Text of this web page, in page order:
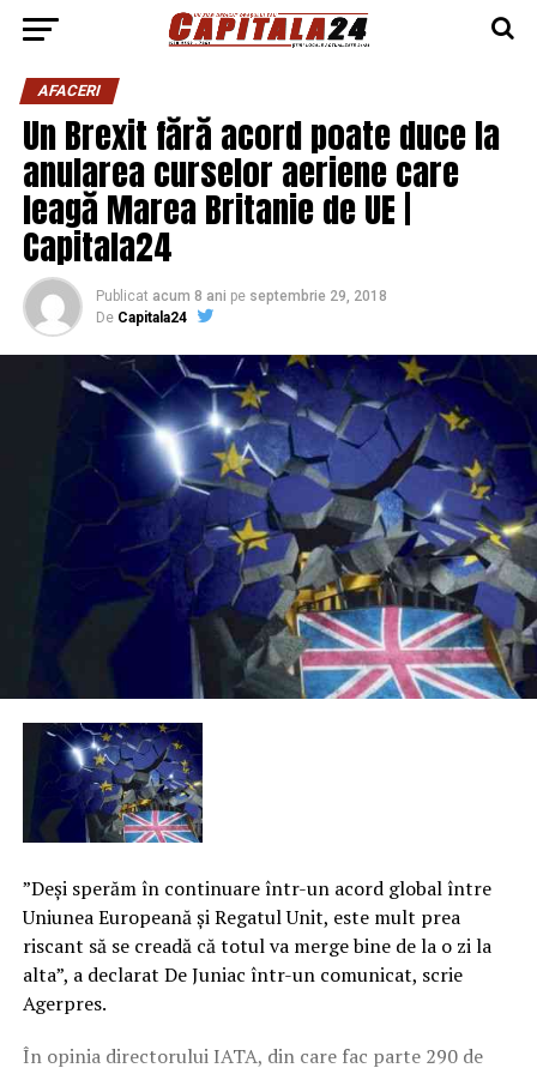
AFACERI
Un Brexit fără acord poate duce la
anularea curselor aeriene care
leagă Marea Britanie de UE |
Capitala24
Publicat acum 8 ani pe septembrie 29, 2018
De Capitala24
”Deşi sperăm în continuare într-un acord global între
Uniunea Europeană şi Regatul Unit, este mult prea
riscant să se creadă că totul va merge bine de la o zi la
alta”, a declarat De Juniac într-un comunicat, scrie
Agerpres.
În opinia directorului IATA, din care fac parte 290 de